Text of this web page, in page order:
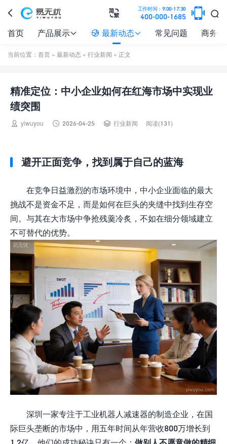
 
工作时间：9:00-17:30
400-000-1685 

首页 产品展示  最新动态 常见问题 商务
当前位置： 首页 » 最新动态 » 行业新闻 » 正文
精准定位：中小企业如何在红海市场中实现业
绩突围
 yiwuyou  2026-04-25  行业新闻 阅读(131)
避开正面竞争，找到属于自己的蓝海
在竞争日益激烈的市场环境中，中小企业面临的最大
挑战不是资金不足，而是如何在巨头的夹缝中找到生存空
间。与其在大市场中争抢残羹冷炙，不如在细分领域建立
不可替代的优势。
深圳一家专注于工业机器人减速器的制造企业，在国
际巨头垄断的市场中，用五年时间从年营收800万增长到